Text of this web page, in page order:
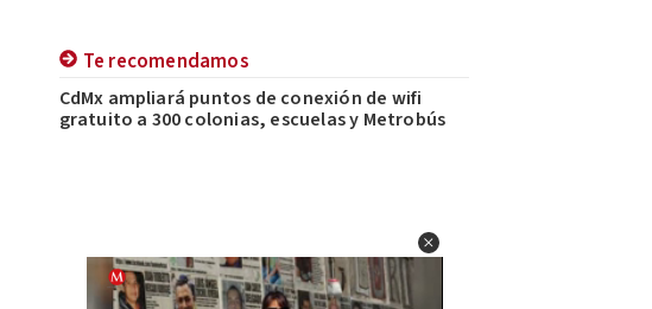
Te recomendamos
CdMx ampliará puntos de conexión de wifi
gratuito a 300 colonias, escuelas y Metrobús